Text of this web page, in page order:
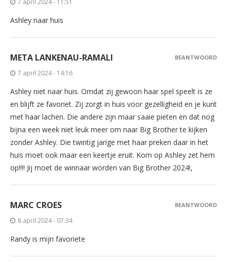
Ashley naar huis
META LANKENAU-RAMALI
7 april 2024 - 14:16
Ashley niet naar huis. Omdat zij gewoon haar spel speelt is ze
en blijft ze favoriet. Zij zorgt in huis voor gezelligheid en je kunt
met haar lachen. Die andere zijn maar saaie pieten en dat nog
bijna een week niet leuk meer om naar Big Brother te kijken
zonder Ashley. Die twintig jarige met haar preken daar in het
huis moet ook maar een keertje eruit. Kom op Ashley zet hem
op!!!! Jij moet de winnaar worden van Big Brother 2024!,
BEANTWOORD
MARC CROES
8 april 2024 - 07:34
Randy is mijn favoriete
BEANTWOORD